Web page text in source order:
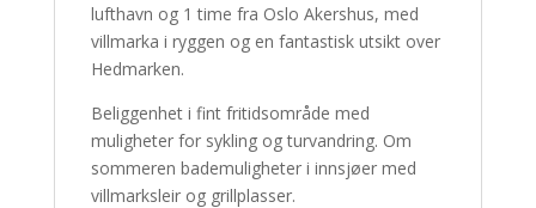
lufthavn og 1 time fra Oslo Akershus, med
villmarka i ryggen og en fantastisk utsikt over
Hedmarken.
Beliggenhet i fint fritidsområde med
muligheter for sykling og turvandring. Om
sommeren bademuligheter i innsjøer med
villmarksleir og grillplasser.